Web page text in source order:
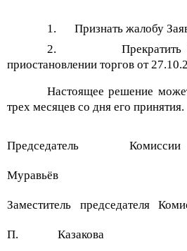
1.
Признать жалобу
2.
приостановлении торгов от
Настоящее решение
трех месяцев со дня его принятия.
Председатель Комиссии
Муравьёв
Заместитель председателя
П.
Казакова